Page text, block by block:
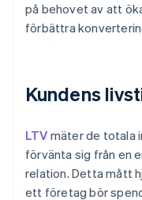
på behovet av att
förbättra
Kundens
LTV mäter de totala
förvänta sig från en
relation. Detta mått
ett företag bör